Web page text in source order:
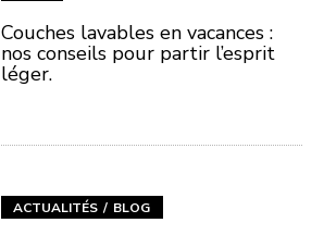
Couches lavables en vacances :
nos conseils pour partir l’esprit
léger.
ACTUALITÉS BLOG